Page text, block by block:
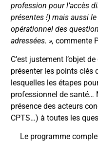
profession pour l’accès
présentes !) mais aussi
opérationnel des
adressées. »,commente
C’est justement l’objet
présenter les points clés
lesquelles les étapes
professionnel de santé…
présence des acteurs
CPTS…) à toutes les
Le programme